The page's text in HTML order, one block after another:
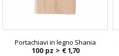
Portachiavi in legno Shania
100 pz > € 1,70